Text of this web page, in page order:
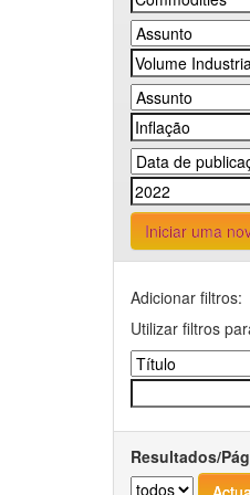
Iniciar uma
Adicionar filtros:
Utilizar filtros
Resultados/